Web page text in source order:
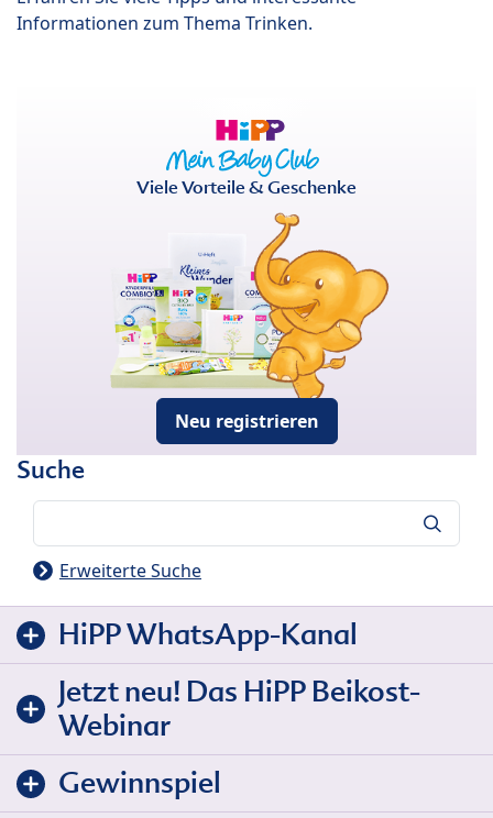
Informationen zum Thema Trinken.
Viele Vorteile & Geschenke
Neu registrieren
Suche
Erweiterte Suche
HiPP WhatsApp-Kanal
Jetzt neu! Das HiPP Beikost-
Webinar
Gewinnspiel